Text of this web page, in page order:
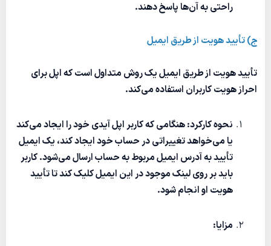
راحتی به آن‌ها پاسخ دهند.
ج) تأیید هویت از طریق ایمیل
تأیید هویت از طریق ایمیل یک روش متداول است که اپل برای
احراز هویت کاربران استفاده می‌کند.
نحوه کارکرد: هنگامی که کاربر اپل آیدی خود را ایجاد می‌کند
یا می‌خواهد تغییراتی در حساب خود ایجاد کند، یک ایمیل
تأیید به آدرس ایمیل مربوط به حساب ارسال می‌شود. کاربر
باید بر روی لینک موجود در این ایمیل کلیک کند تا تأیید
هویت او انجام شود.
مزایا: